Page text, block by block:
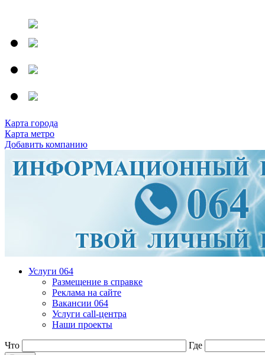
Карта города
Карта метро
Добавить компанию
Услуги 064
Размещение в справке
Реклама на сайте
Вакансии 064
Услуги call-центра
Наши проекты
Что Где